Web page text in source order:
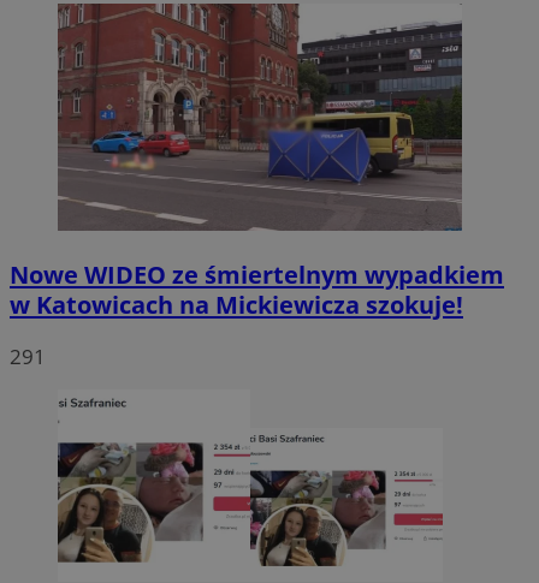
Nowe WIDEO ze śmiertelnym wypadkiem
w Katowicach na Mickiewicza szokuje!
291